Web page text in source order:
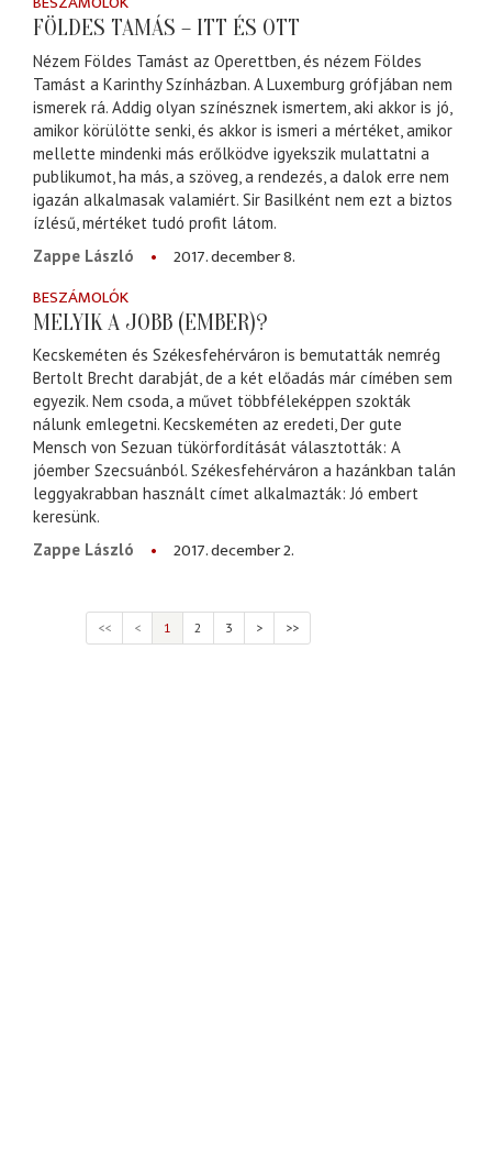
FÖLDES TAMÁS – ITT ÉS OTT
Nézem Földes Tamást az Operettben, és nézem Földes
Tamást a Karinthy Színházban. A Luxemburg grófjában nem
ismerek rá. Addig olyan színésznek ismertem, aki akkor is jó,
amikor körülötte senki, és akkor is ismeri a mértéket, amikor
mellette mindenki más erőlködve igyekszik mulattatni a
publikumot, ha más, a szöveg, a rendezés, a dalok erre nem
igazán alkalmasak valamiért. Sir Basilként nem ezt a biztos
ízlésű, mértéket tudó profit látom.
Zappe László
2017. december 8.
BESZÁMOLÓK
MELYIK A JOBB (EMBER)?
Kecskeméten és Székesfehérváron is bemutatták nemrég
Bertolt Brecht darabját, de a két előadás már címében sem
egyezik. Nem csoda, a művet többféleképpen szokták
nálunk emlegetni. Kecskeméten az eredeti, Der gute
Mensch von Sezuan tükörfordítását választották: A
jóember Szecsuánból. Székesfehérváron a hazánkban talán
leggyakrabban használt címet alkalmazták: Jó embert
keresünk.
Zappe László
2017. december 2.
<< < 1 2 3 > >>